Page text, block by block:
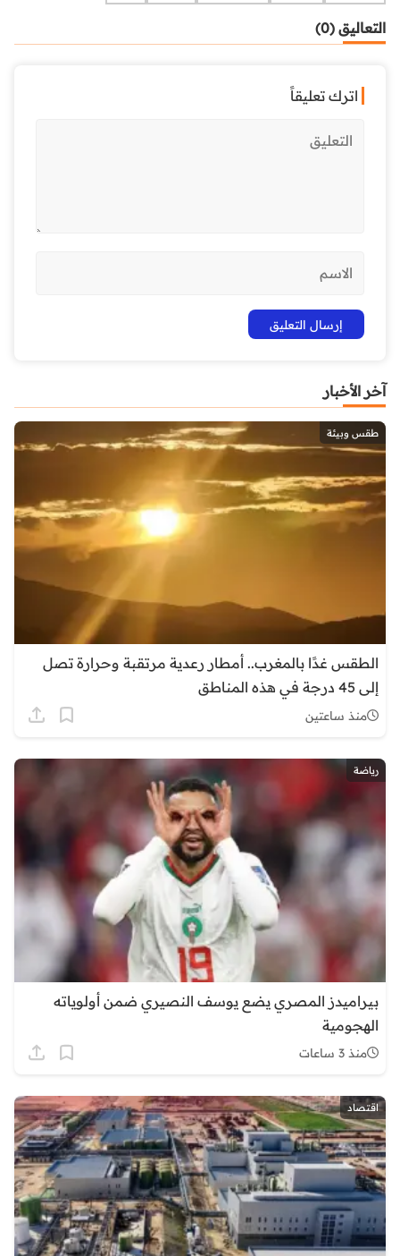
التعاليق (0)
اترك تعليقاً
آخر الأخبار
طقس وبيئة
الطقس غدًا بالمغرب.. أمطار رعدية مرتقبة وحرارة تصل
إلى 45 درجة في هذه المناطق
منذ ساعتين
رياضة
بيراميدز المصري يضع يوسف النصيري ضمن أولوياته
الهجومية
منذ 3 ساعات
اقتصاد